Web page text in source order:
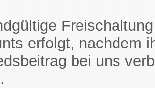
erfolgt, nachdem
bei uns